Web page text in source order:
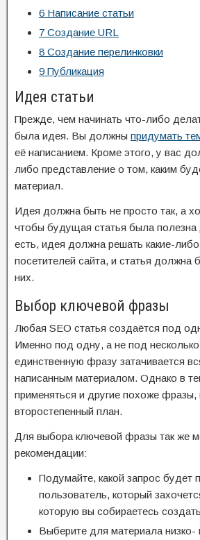
6 Написание статьи
7 Создание URL
8 Создание перелинковки
9 Публикация
Идея статьи
Прежде, чем начинать что-либо
была идея. Вы должны придумать
её написанием. Кроме этого, у вас
либо представление о том, каким
материал.
Идея должна быть не просто так, а
чтобы будущая статья была полезна
есть, идея должна решать какие-
посетителей сайта, и статья должна
них.
Выбор ключевой фразы
Любая SEO статья создаётся под
Именно под одну, а не под
единственную фразу затачивается
написанным материалом. Однако в
применяться и другие похоже фразы,
второстепенный план.
Для выбора ключевой фразы так же
рекомендации:
Подумайте, какой запрос будет
пользователь, который
которую вы собираетесь
Выберите для материала низко-